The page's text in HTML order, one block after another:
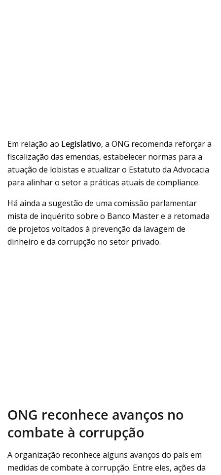
Em relação ao Legislativo, a ONG recomenda reforçar a
fiscalização das emendas, estabelecer normas para a
atuação de lobistas e atualizar o Estatuto da Advocacia
para alinhar o setor a práticas atuais de compliance.
Há ainda a sugestão de uma comissão parlamentar
mista de inquérito sobre o Banco Master e a retomada
de projetos voltados à prevenção da lavagem de
dinheiro e da corrupção no setor privado.
ONG reconhece avanços no
combate à corrupção
A organização reconhece alguns avanços do país em
medidas de combate à corrupção. Entre eles, ações da